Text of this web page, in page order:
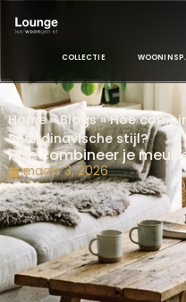
Home»Blogs»Hoe
Scandinavische stijl?
Hoe combineer je
maart 3, 2026